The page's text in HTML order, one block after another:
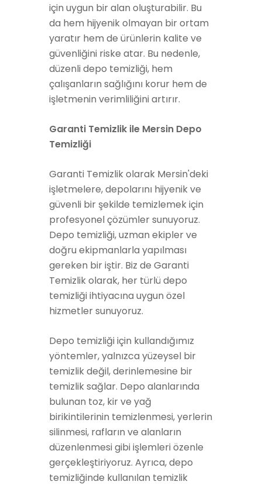
için uygun bir alan oluşturabilir. Bu
da hem hijyenik olmayan bir ortam
yaratır hem de ürünlerin kalite ve
güvenliğini riske atar. Bu nedenle,
düzenli depo temizliği, hem
çalışanların sağlığını korur hem de
işletmenin verimliliğini artırır.
Garanti Temizlik ile Mersin Depo
Temizliği
Garanti Temizlik olarak Mersin'deki
işletmelere, depolarını hijyenik ve
güvenli bir şekilde temizlemek için
profesyonel çözümler sunuyoruz.
Depo temizliği, uzman ekipler ve
doğru ekipmanlarla yapılması
gereken bir iştir. Biz de Garanti
Temizlik olarak, her türlü depo
temizliği ihtiyacına uygun özel
hizmetler sunuyoruz.
Depo temizliği için kullandığımız
yöntemler, yalnızca yüzeysel bir
temizlik değil, derinlemesine bir
temizlik sağlar. Depo alanlarında
bulunan toz, kir ve yağ
birikintilerinin temizlenmesi, yerlerin
silinmesi, rafların ve alanların
düzenlenmesi gibi işlemleri özenle
gerçekleştiriyoruz. Ayrıca, depo
temizliğinde kullanılan temizlik